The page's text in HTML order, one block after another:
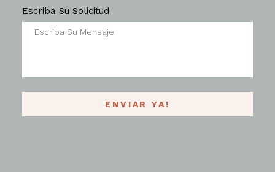
Escriba Su Solicitud
ENVIAR YA!